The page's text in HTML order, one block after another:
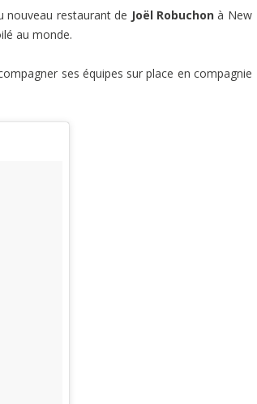
nouveau restaurant de Joël Robuchon à New
au monde.
ses équipes sur place en compagnie